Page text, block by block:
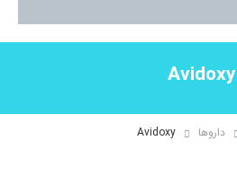
Avidoxy
داروها Avidoxy